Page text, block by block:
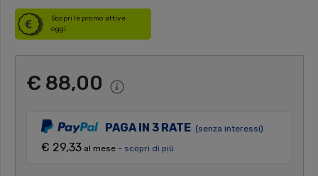
Scopri le promo attive
oggi
€ 88,00
PAGA IN 3 RATE (senza interessi)
€ 29,33 al mese - scopri di più